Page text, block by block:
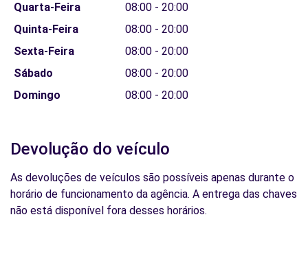
Quarta-Feira
08:00 - 20:00
Quinta-Feira
08:00 - 20:00
Sexta-Feira
08:00 - 20:00
Sábado
08:00 - 20:00
Domingo
08:00 - 20:00
Devolução do veículo
As devoluções de veículos são possíveis apenas durante o
horário de funcionamento da agência. A entrega das chaves
não está disponível fora desses horários.